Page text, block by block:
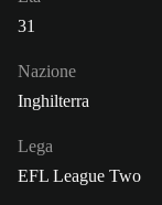
31
Nazione
Inghilterra
Lega
EFL League Two